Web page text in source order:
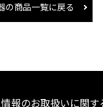
の商品一覧に戻る
報のお取扱いに関す